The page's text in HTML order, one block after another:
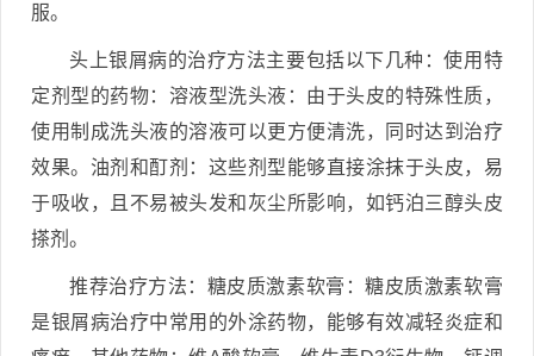
服。
头上银屑病的治疗方法主要包括以下几种：使用特
定剂型的药物：溶液型洗头液：由于头皮的特殊性质，
使用制成洗头液的溶液可以更方便清洗，同时达到治疗
效果。油剂和酊剂：这些剂型能够直接涂抹于头皮，易
于吸收，且不易被头发和灰尘所影响，如钙泊三醇头皮
搽剂。
推荐治疗方法：糖皮质激素软膏：糖皮质激素软膏
是银屑病治疗中常用的外涂药物，能够有效减轻炎症和